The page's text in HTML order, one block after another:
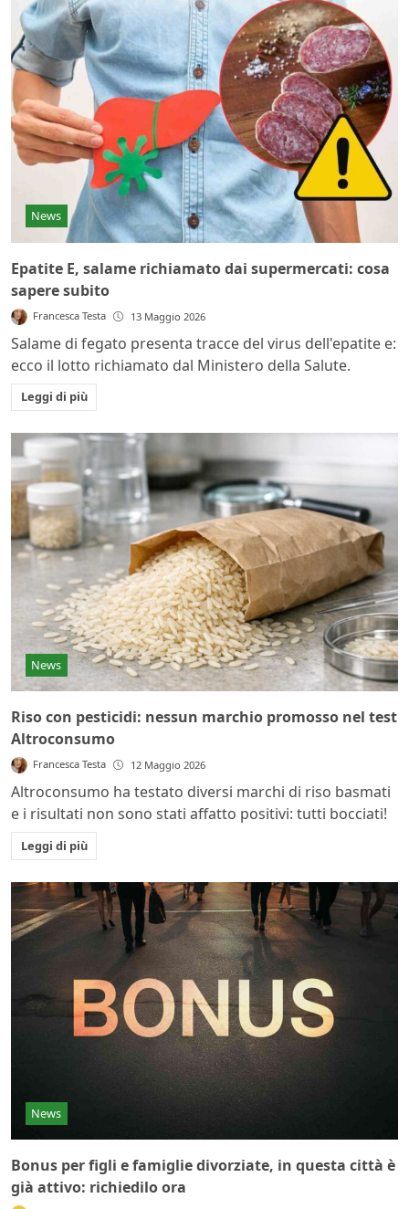
News
Epatite E, salame richiamato dai supermercati: cosa
sapere subito
Francesca Testa 13 Maggio 2026
Salame di fegato presenta tracce del virus dell'epatite e:
ecco il lotto richiamato dal Ministero della Salute.
Leggi di più
News
Riso con pesticidi: nessun marchio promosso nel test
Altroconsumo
Francesca Testa 12 Maggio 2026
Altroconsumo ha testato diversi marchi di riso basmati
e i risultati non sono stati affatto positivi: tutti bocciati!
Leggi di più
News
Bonus per figli e famiglie divorziate, in questa città è
già attivo: richiedilo ora